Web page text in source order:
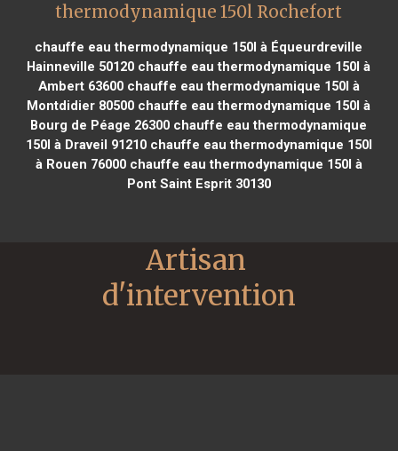
thermodynamique 150l Rochefort
chauffe eau thermodynamique 150l à Équeurdreville
Hainneville 50120 chauffe eau thermodynamique 150l à
Ambert 63600chauffe eau thermodynamique 150l à
Montdidier 80500 chauffe eau thermodynamique 150l à
Bourg de Péage 26300 chauffe eau thermodynamique
150l à Draveil 91210chauffe eau thermodynamique 150l
à Rouen 76000chauffe eau thermodynamique 150l à
Pont Saint Esprit 30130
Artisan
d'intervention